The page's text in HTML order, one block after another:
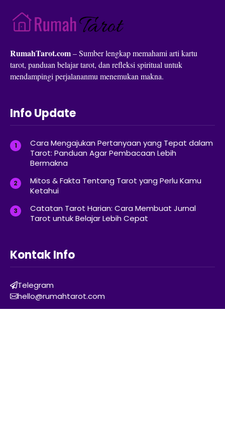
RumahTarot.com– Sumber lengkap memahami arti kartu
tarot, panduan belajar tarot, dan refleksi spiritual untuk
mendampingi perjalananmu menemukan makna.
Info Update
Cara Mengajukan Pertanyaan yang Tepat dalam
Tarot: Panduan Agar Pembacaan Lebih
Bermakna
Mitos & Fakta Tentang Tarot yang Perlu Kamu
Ketahui
Catatan Tarot Harian: Cara Membuat Jurnal
Tarot untuk Belajar Lebih Cepat
Kontak Info
Telegram
hello@rumahtarot.com